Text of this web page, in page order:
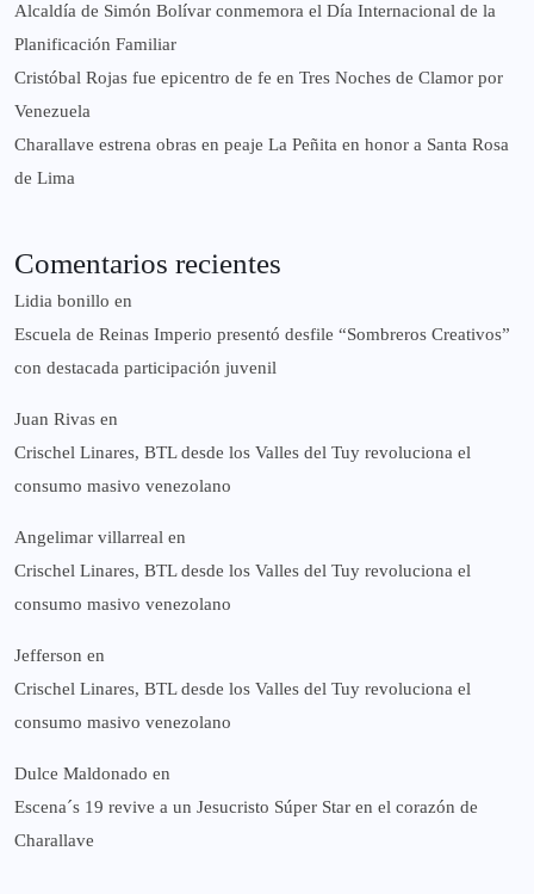
Alcaldía de Simón Bolívar conmemora el Día Internacional de la
Planificación Familiar
Cristóbal Rojas fue epicentro de fe en Tres Noches de Clamor por
Venezuela
Charallave estrena obras en peaje La Peñita en honor a Santa Rosa
de Lima
Comentarios recientes
Lidia bonillo en
Escuela de Reinas Imperio presentó desfile “Sombreros Creativos”
con destacada participación juvenil
Juan Rivas en
Crischel Linares, BTL desde los Valles del Tuy revoluciona el
consumo masivo venezolano
Angelimar villarreal en
Crischel Linares, BTL desde los Valles del Tuy revoluciona el
consumo masivo venezolano
Jefferson en
Crischel Linares, BTL desde los Valles del Tuy revoluciona el
consumo masivo venezolano
Dulce Maldonado en
Escena´s 19 revive a un Jesucristo Súper Star en el corazón de
Charallave